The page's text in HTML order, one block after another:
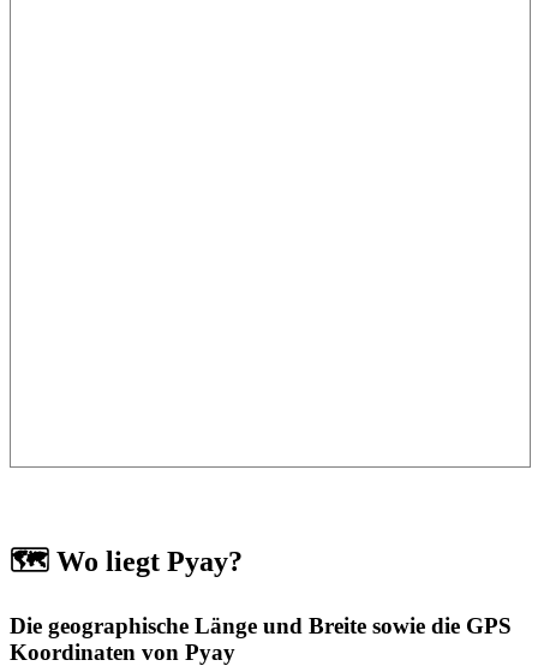
🗺️ Wo liegt Pyay?
Die geographische Länge und Breite sowie die GPS
Koordinaten von Pyay